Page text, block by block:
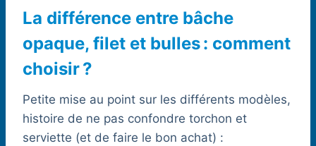
La différence entre bâche
opaque, filet et bulles : comment
choisir ?
Petite mise au point sur les différents modèles,
histoire de ne pas confondre torchon et
serviette (et de faire le bon achat) :